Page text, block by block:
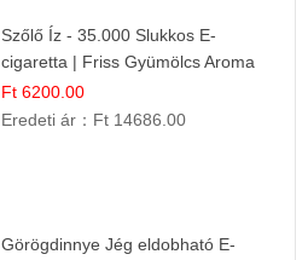
Szőlő Íz - 35.000 Slukkos E-
cigaretta | Friss Gyümölcs Aroma
Ft 6200.00
Eredeti ár： Ft 14686.00
Görögdinnye Jég eldobható E-